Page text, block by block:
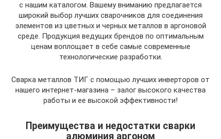
с нашим каталогом. Вашему вниманию предлагается
широкий выбор лучших сварочников для соединения
элементов из цветных и черных металлов в аргоновой
среде. Продукция ведущих брендов по оптимальным
ценам воплощает в себе самые современные
технологические разработки.
Сварка металлов ТИГ с помощью лучших инверторов от
нашего интернет-магазина – залог высокого качества
работы и ее высокой эффективности!
Преимущества и недостатки сварки
алюминия аргоном